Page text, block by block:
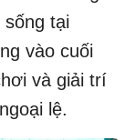
tại
vào cuối
và giải trí
lệ.